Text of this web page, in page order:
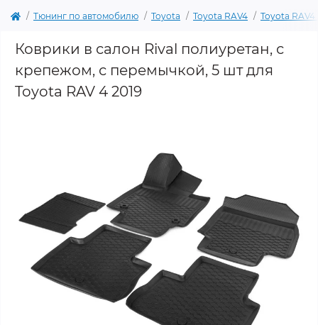
Тюнинг по автомобилю Toyota Toyota RAV4 Toyota RAV4
Коврики в салон Rival полиуретан, с
крепежом, с перемычкой, 5 шт для
Toyota RAV 4 2019